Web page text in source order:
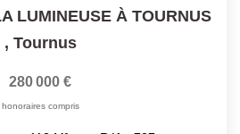
LUMINEUSE À TOURNUS
, Tournus
280 000 €
honoraires compris